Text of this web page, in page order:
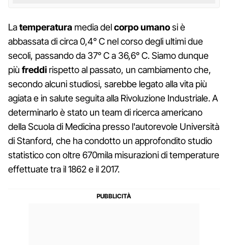
Latemperatura media delcorpo umanosi è
abbassata di circa 0,4° C nel corso degli ultimi due
secoli, passando da 37° C a 36,6° C. Siamo dunque
più freddi rispetto al passato, un cambiamento che,
secondo alcuni studiosi, sarebbe legato alla vita più
agiata e in salute seguita alla Rivoluzione Industriale. A
determinarlo è stato un team di ricerca americano
della Scuola di Medicina presso l'autorevole Università
di Stanford, che ha condotto un approfondito studio
statistico con oltre 670mila misurazioni di temperature
effettuate tra il 1862 e il 2017.